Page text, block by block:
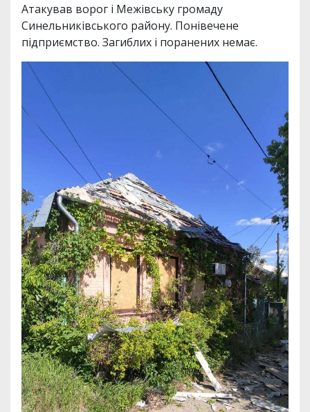
Атакував ворог і Межівську громаду
Синельниківського району. Понівечене
підприємство. Загиблих і поранених немає.